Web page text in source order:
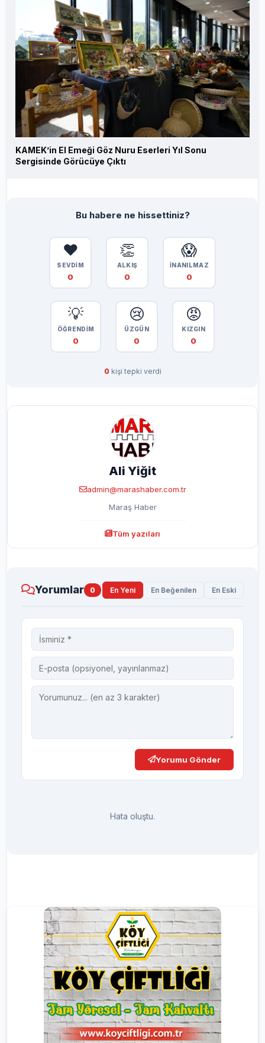
KAMEK’in El Emeği Göz Nuru Eserleri Yıl Sonu
Sergisinde Görücüye Çıktı
Bu habere ne hissettiniz?
❤️
SEVDİM
0
👏
ALKIŞ
0
😱
İNANILMAZ
0
💡
ÖĞRENDİM
0
😢
ÜZGÜN
0
😡
KIZGIN
0
0 kişi tepki verdi
Ali Yiğit
admin@marashaber.com.tr
Maraş Haber
Tüm yazıları
Yorumlar 0 En Yeni En Beğenilen En Eski
Yorumu Gönder
Hata oluştu.